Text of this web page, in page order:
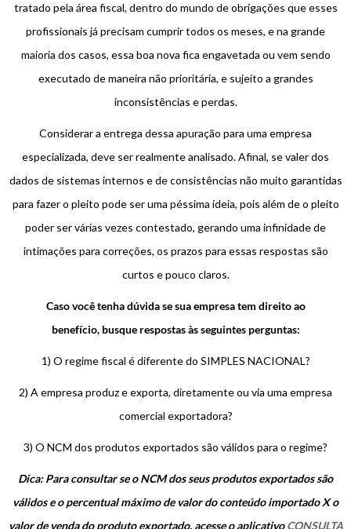
tratado pela área fiscal, dentro do mundo de obrigações que esses
profissionais já precisam cumprir todos os meses, e na grande
maioria dos casos, essa boa nova fica engavetada ou vem sendo
executado de maneira não prioritária, e sujeito a grandes
inconsistências e perdas.
Considerar a entrega dessa apuração para uma empresa
especializada, deve ser realmente analisado. Afinal, se valer dos
dados de sistemas internos e de consistências não muito garantidas
para fazer o pleito pode ser uma péssima ideia, pois além de o pleito
poder ser várias vezes contestado, gerando uma infinidade de
intimações para correções, os prazos para essas respostas são
curtos e pouco claros.
Caso você tenha dúvida se sua empresa tem direito ao
benefício, busque respostas às seguintes perguntas:
1) O regime fiscal é diferente do SIMPLES NACIONAL?
2) A empresa produz e exporta, diretamente ou via uma empresa
comercial exportadora?
3) O NCM dos produtos exportados são válidos para o regime?
Dica: Para consultar se o NCM dos seus produtos exportados são
válidos e o percentual máximo de valor do conteúdo importado X o
valor de venda do produto exportado, acesse o aplicativoCONSULTA